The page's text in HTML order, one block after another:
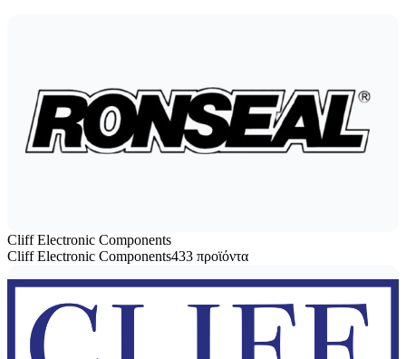
Cliff Electronic Components
Cliff Electronic Components433 προϊόντα